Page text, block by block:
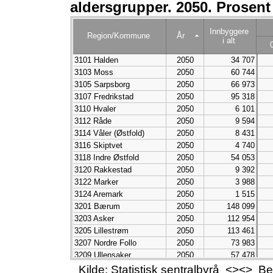
5020 Osen
3447 Søndre Land
3122 Marker
1853 Evenes
5636 Nesseby
3415 Sør-Odal
3446 Gran
3214 Frogn
1576 Aure
3450 Etnedal
3435 Vågå
4616 Tysnes
1875 Hamarøy
1838 Gildeskål
1818 Herøy
5634 Vardø
3453 Øystre Slidre
3448 Nordre Land
3124 Aremark
1868 Øksnes
4034 Tokke
aldersgrupper. 2050. Prosent
Region/Kommune År
Innbyggere
i alt
3101 Halden
2050
34 707
3103 Moss
2050
60 744
3105 Sarpsborg
2050
66 973
3107 Fredrikstad
2050
95 318
3110 Hvaler
2050
6 101
3112 Råde
2050
9 594
3114 Våler (Østfold)
2050
8 431
3116 Skiptvet
2050
4 740
3118 Indre Østfold
2050
54 053
3120 Rakkestad
2050
9 392
3122 Marker
2050
3 988
3124 Aremark
2050
1 515
3201 Bærum
2050
148 099
3203 Asker
2050
112 954
3205 Lillestrøm
2050
113 461
3207 Nordre Follo
2050
73 983
3209 Ullensaker
2050
57 478
3212 Nesodden
2050
23 653
Kilde: Statistisk sentralbyrå <><>